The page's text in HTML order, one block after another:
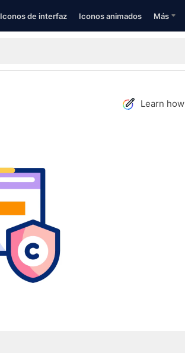
Iconos de interfaz Iconos animados Más
Learn how